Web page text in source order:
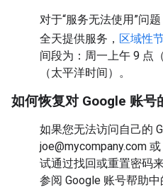
对于“服务无法使用”问
全天提供服务， 区域性
间段为：周一上午 9 点
（太平洋时间）。
如何恢复对 Google 账号
如果您无法访问自己的
joe@mycompany.com
试通过找回或重置密码
参阅 Google 账号帮助中